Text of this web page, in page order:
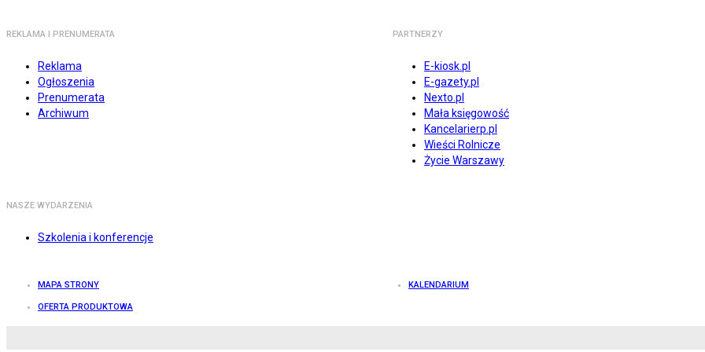
REKLAMA I PRENUMERATA
Reklama
Ogłoszenia
Prenumerata
Archiwum
PARTNERZY
E-kiosk.pl
E-gazety.pl
Nexto.pl
Mała księgowość
Kancelarierp.pl
Wieści Rolnicze
Życie Warszawy
NASZE WYDARZENIA
Szkolenia i konferencje
MAPA STRONY KALENDARIUM
OFERTA PRODUKTOWA